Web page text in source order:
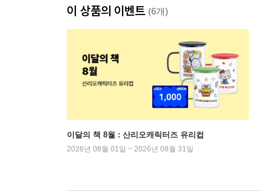
이 상품의 이벤트 (6개)
이달의 책 8월 : 산리오캐릭터즈 유리컵
2026년 08월 01일 ~ 2026년 08월 31일